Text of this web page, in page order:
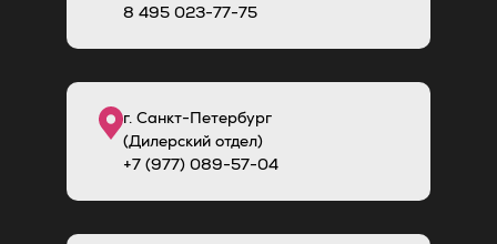
8 495 023-77-75
г. Санкт-Петербург
(Дилерский отдел)
+7 (977) 089-57-04